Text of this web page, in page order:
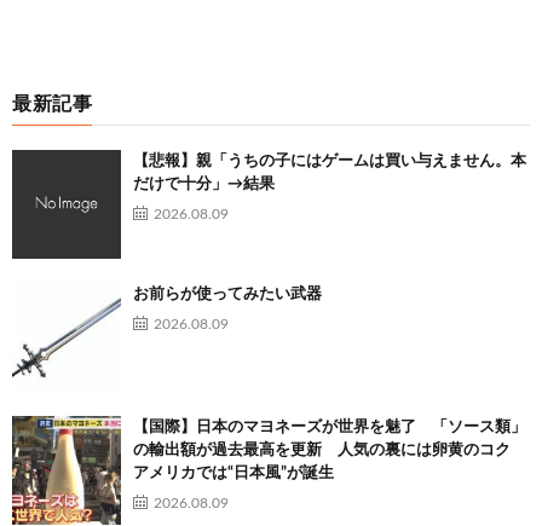
ID:DsACbkL90
埋めるから大丈夫アル！
ID:KGNLiXe40
中国でここまで大事になるって相当ヤバいだろ、何が入っ
てんだよその消しゴム
49:時代を越える名無しザウルス 2023/04/27(木) 22:20:54.02
ID:zZzJO+D+0
最新記事
【悲報】親「うちの子にはゲームは買い与えません。本
だけで十分」→結果
2026.08.09
お前らが使ってみたい武器
2026.08.09
【国際】日本のマヨネーズが世界を魅了 「ソース類」
の輸出額が過去最高を更新 人気の裏には卵黄のコク
アメリカでは“日本風”が誕生
2026.08.09